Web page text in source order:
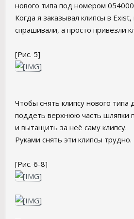
нового типа под номером
Когда я заказывал клипсы в
спрашивали, а просто привезли
[Рис. 5]
Чтобы снять клипсу нового типа
поддеть верхнюю часть шляпки
и вытащить за неё саму клипсу.
Руками снять эти клипсы трудно.
[Рис. 6-8]